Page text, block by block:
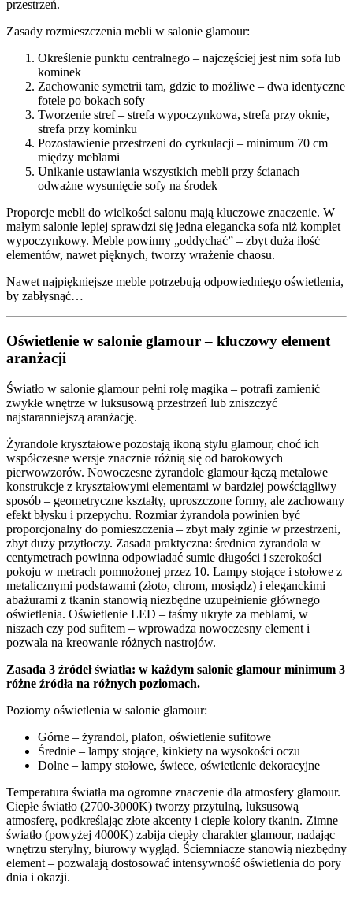
przestrzeń.
Zasady rozmieszczenia mebli w salonie glamour:
Określenie punktu centralnego – najczęściej jest nim sofa lub
kominek
Zachowanie symetrii tam, gdzie to możliwe – dwa identyczne
fotele po bokach sofy
Tworzenie stref – strefa wypoczynkowa, strefa przy oknie,
strefa przy kominku
Pozostawienie przestrzeni do cyrkulacji – minimum 70 cm
między meblami
Unikanie ustawiania wszystkich mebli przy ścianach –
odważne wysunięcie sofy na środek
Proporcje mebli do wielkości salonu mają kluczowe znaczenie. W
małym salonie lepiej sprawdzi się jedna elegancka sofa niż komplet
wypoczynkowy. Meble powinny „oddychać” – zbyt duża ilość
elementów, nawet pięknych, tworzy wrażenie chaosu.
Nawet najpiękniejsze meble potrzebują odpowiedniego oświetlenia,
by zabłysnąć…
Oświetlenie w salonie glamour – kluczowy element
aranżacji
Światło w salonie glamour pełni rolę magika – potrafi zamienić
zwykłe wnętrze w luksusową przestrzeń lub zniszczyć
najstaranniejszą aranżację.
Żyrandole kryształowe pozostają ikoną stylu glamour, choć ich
współczesne wersje znacznie różnią się od barokowych
pierwowzorów. Nowoczesne żyrandole glamour łączą metalowe
konstrukcje z kryształowymi elementami w bardziej powściągliwy
sposób – geometryczne kształty, uproszczone formy, ale zachowany
efekt błysku i przepychu. Rozmiar żyrandola powinien być
proporcjonalny do pomieszczenia – zbyt mały zginie w przestrzeni,
zbyt duży przytłoczy. Zasada praktyczna: średnica żyrandola w
centymetrach powinna odpowiadać sumie długości i szerokości
pokoju w metrach pomnożonej przez 10. Lampy stojące i stołowe z
metalicznymi podstawami (złoto, chrom, mosiądz) i eleganckimi
abażurami z tkanin stanowią niezbędne uzupełnienie głównego
oświetlenia. Oświetlenie LED – taśmy ukryte za meblami, w
niszach czy pod sufitem – wprowadza nowoczesny element i
pozwala na kreowanie różnych nastrojów.
Zasada 3 źródeł światła: w każdym salonie glamour minimum 3
różne źródła na różnych poziomach.
Poziomy oświetlenia w salonie glamour:
Górne – żyrandol, plafon, oświetlenie sufitowe
Średnie – lampy stojące, kinkiety na wysokości oczu
Dolne – lampy stołowe, świece, oświetlenie dekoracyjne
Temperatura światła ma ogromne znaczenie dla atmosfery glamour.
Ciepłe światło (2700-3000K) tworzy przytulną, luksusową
atmosferę, podkreślając złote akcenty i ciepłe kolory tkanin. Zimne
światło (powyżej 4000K) zabija ciepły charakter glamour, nadając
wnętrzu sterylny, biurowy wygląd. Ściemniacze stanowią niezbędny
element – pozwalają dostosować intensywność oświetlenia do pory
dnia i okazji.